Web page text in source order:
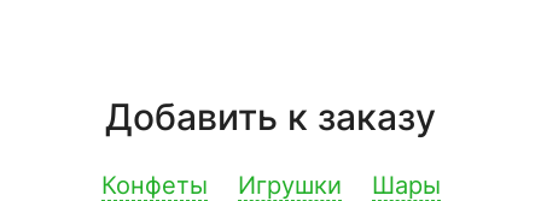
Добавить к заказу
Конфеты Игрушки Шары